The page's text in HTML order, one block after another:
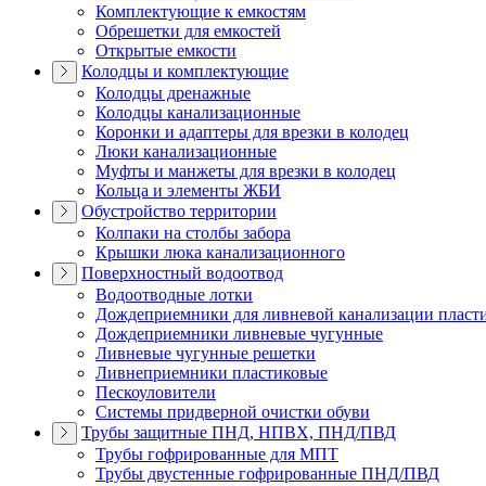
Комплектующие к емкостям
Обрешетки для емкостей
Открытые емкости
Колодцы и комплектующие
Колодцы дренажные
Колодцы канализационные
Коронки и адаптеры для врезки в колодец
Люки канализационные
Муфты и манжеты для врезки в колодец
Кольца и элементы ЖБИ
Обустройство территории
Колпаки на столбы забора
Крышки люка канализационного
Поверхностный водоотвод
Водоотводные лотки
Дождеприемники для ливневой канализации
Дождеприемники ливневые чугунные
Ливневые чугунные решетки
Ливнеприемники пластиковые
Пескоуловители
Системы придверной очистки обуви
Трубы защитные ПНД, НПВХ, ПНД/ПВД
Трубы гофрированные для МПТ
Трубы двустенные гофрированные ПНД/ПВД